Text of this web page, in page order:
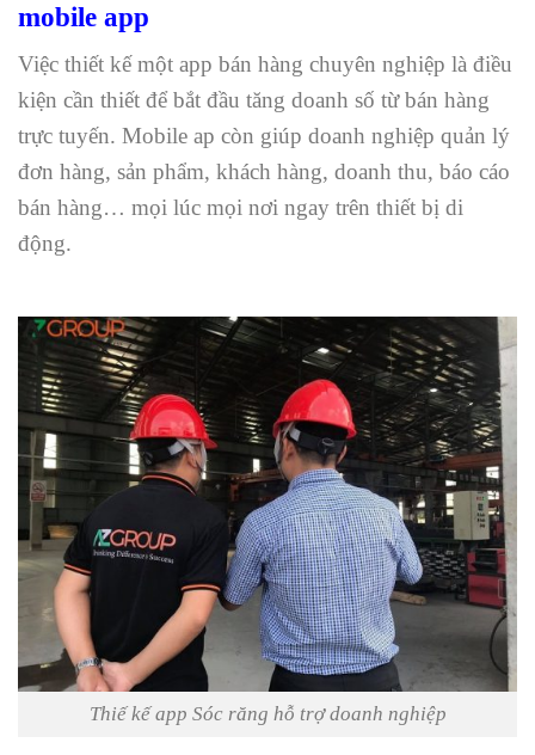
mobile app
Việc thiết kế một app bán hàng chuyên nghiệp là điều
kiện cần thiết để bắt đầu tăng doanh số từ bán hàng
trực tuyến. Mobile ap còn giúp doanh nghiệp quản lý
đơn hàng, sản phẩm, khách hàng, doanh thu, báo cáo
bán hàng… mọi lúc mọi nơi ngay trên thiết bị di
động.
Thiế kế app Sóc răng hỗ trợ doanh nghiệp